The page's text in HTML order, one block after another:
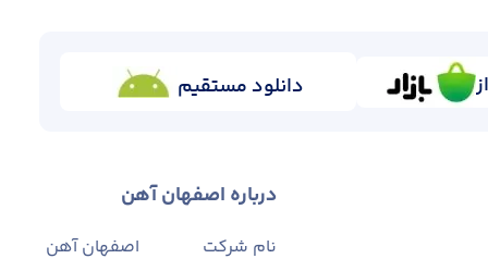
دانلود مستقیم
درباره اصفهان آهن
نام شرکت
اصفهان آهن